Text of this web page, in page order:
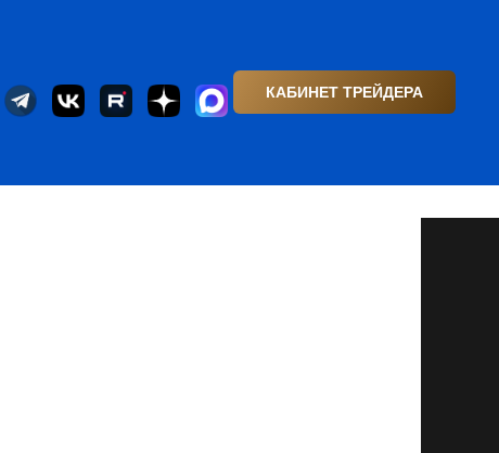
КАБИНЕТ ТРЕЙДЕРА